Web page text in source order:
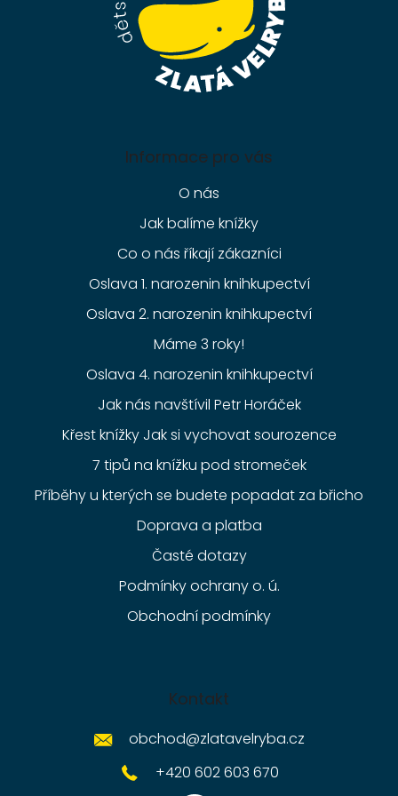
Informace pro vás
O nás
Jak balíme knížky
Co o nás říkají zákazníci
Oslava 1. narozenin knihkupectví
Oslava 2. narozenin knihkupectví
Máme 3 roky!
Oslava 4. narozenin knihkupectví
Jak nás navštívil Petr Horáček
Křest knížky Jak si vychovat sourozence
7 tipů na knížku pod stromeček
Příběhy u kterých se budete popadat za břicho
Doprava a platba
Časté dotazy
Podmínky ochrany o. ú.
Obchodní podmínky
Kontakt
obchod@zlatavelryba.cz
+420 602 603 670